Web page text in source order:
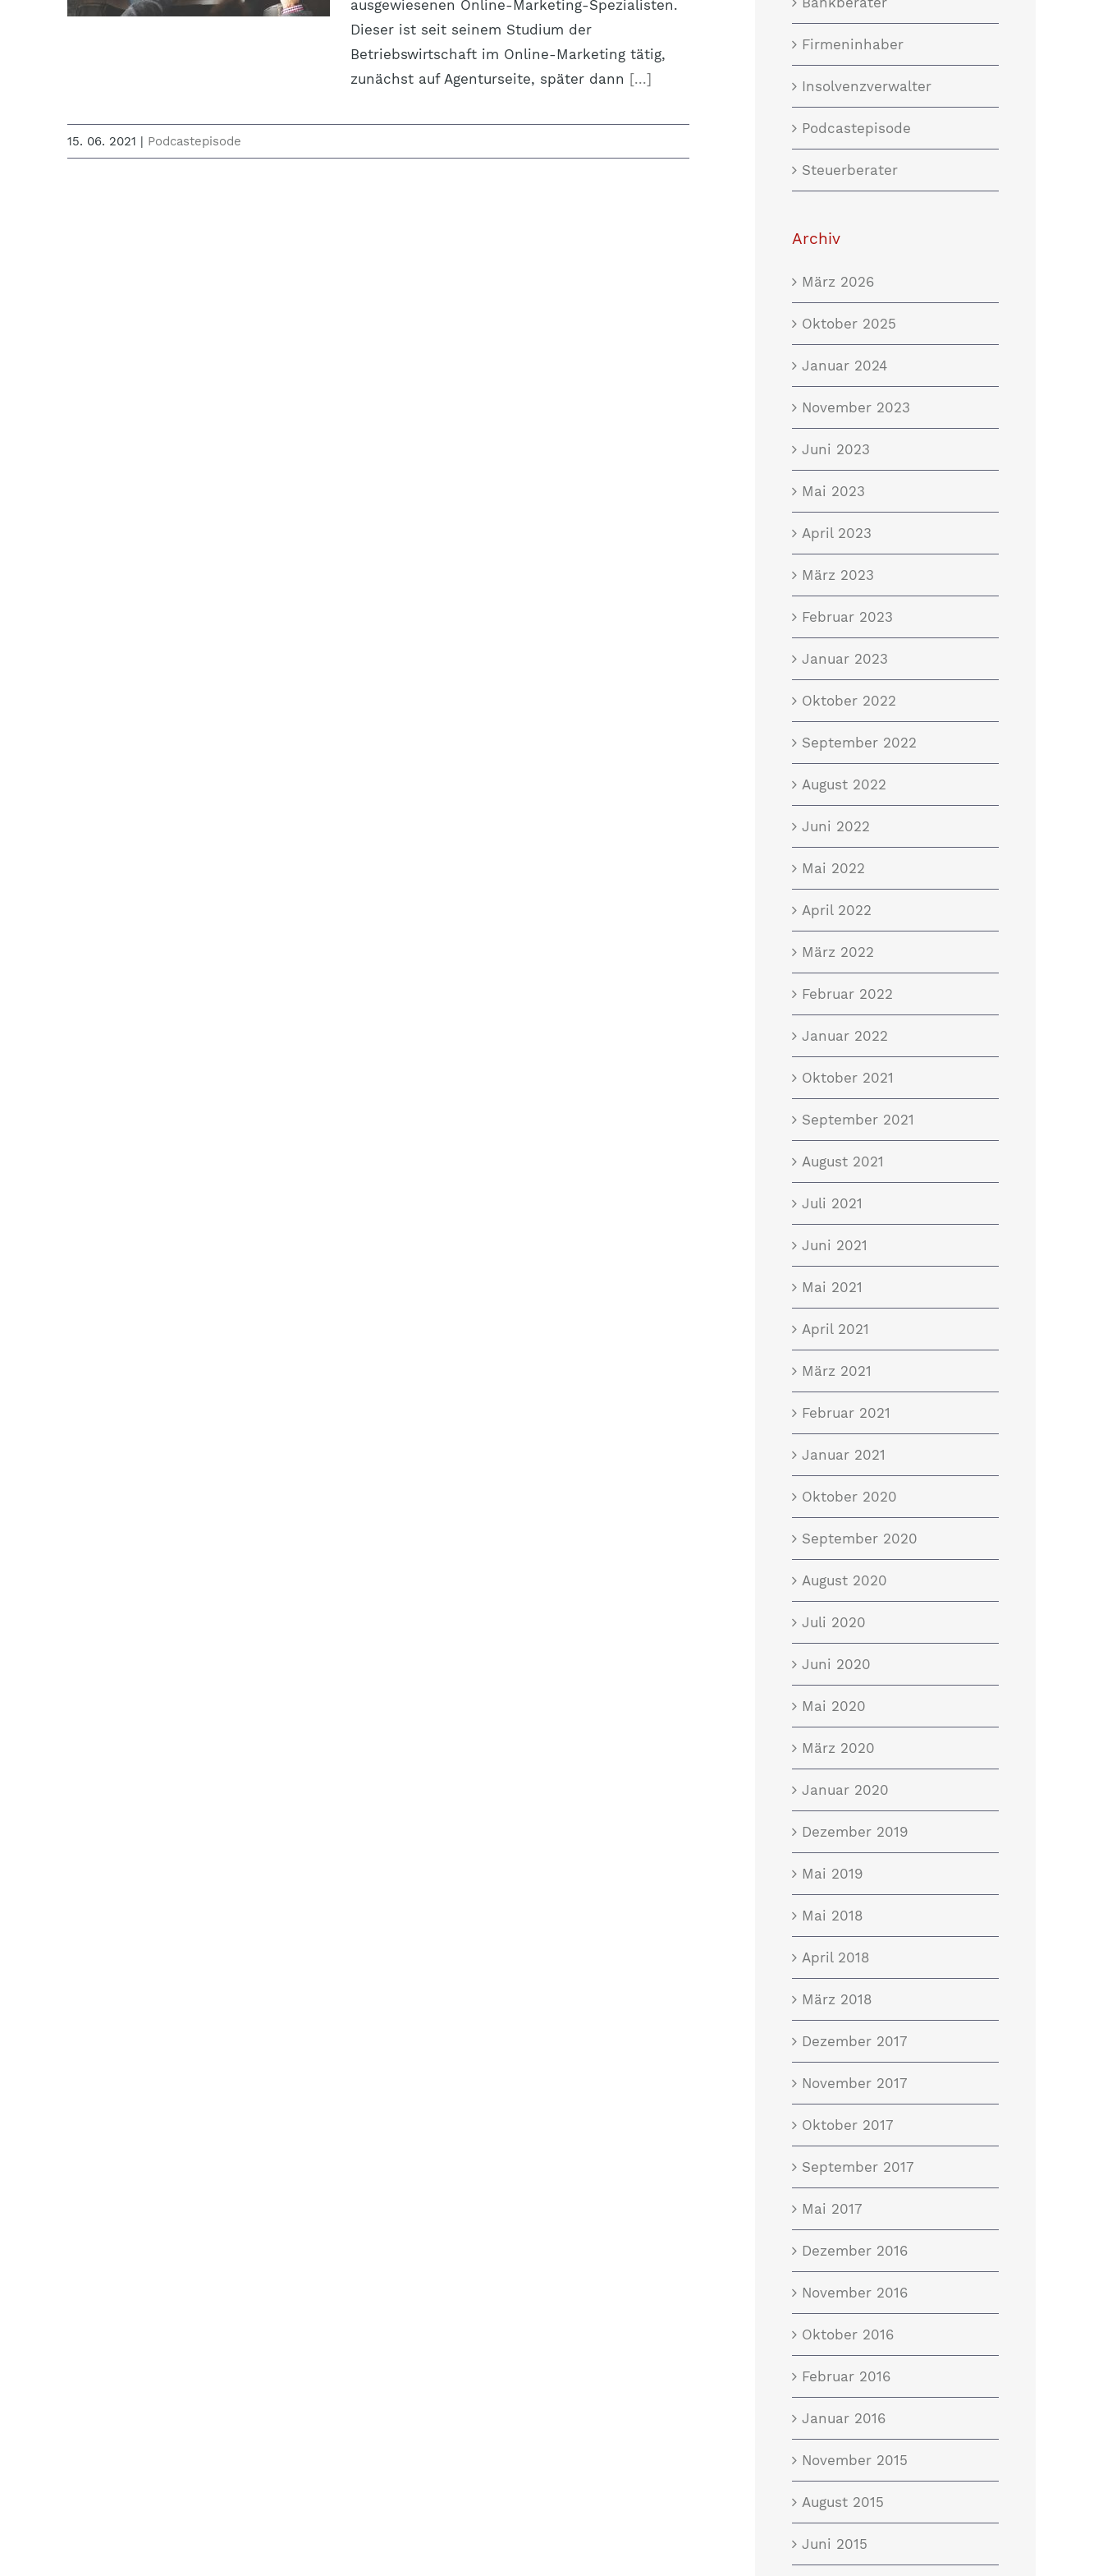
ausgewiesenen Online-Marketing-Spezialisten.
Dieser ist seit seinem Studium der
Betriebswirtschaft im Online-Marketing tätig,
zunächst auf Agenturseite, später dann [...]
15. 06. 2021 | Podcastepisode
Firmeninhaber
Insolvenzverwalter
Podcastepisode
Steuerberater
Archiv
März 2026
Oktober 2025
Januar 2024
November 2023
Juni 2023
Mai 2023
April 2023
März 2023
Februar 2023
Januar 2023
Oktober 2022
September 2022
August 2022
Juni 2022
Mai 2022
April 2022
März 2022
Februar 2022
Januar 2022
Oktober 2021
September 2021
August 2021
Juli 2021
Juni 2021
Mai 2021
April 2021
März 2021
Februar 2021
Januar 2021
Oktober 2020
September 2020
August 2020
Juli 2020
Juni 2020
Mai 2020
März 2020
Januar 2020
Dezember 2019
Mai 2019
Mai 2018
April 2018
März 2018
Dezember 2017
November 2017
Oktober 2017
September 2017
Mai 2017
Dezember 2016
November 2016
Oktober 2016
Februar 2016
Januar 2016
November 2015
August 2015
Juni 2015